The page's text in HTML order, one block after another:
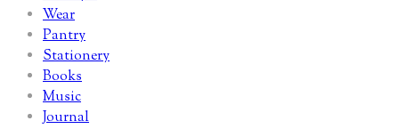
Wear
Pantry
Stationery
Books
Music
Journal